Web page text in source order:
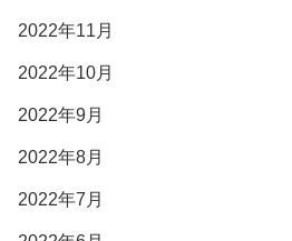
2022年11月
2022年10月
2022年9月
2022年8月
2022年7月